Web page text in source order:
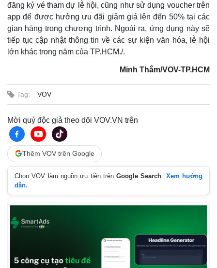
đăng ký vé tham dự lễ hội, cũng như sử dụng voucher trên
app để được hưởng ưu đãi giảm giá lên đến 50% tại các
gian hàng trong chương trình. Ngoài ra, ứng dụng này sẽ
tiếp tục cập nhật thông tin về các sự kiện văn hóa, lễ hội
lớn khác trong năm của TP.HCM./.
Minh Thắm/VOV-TP.HCM
Tag: VOV
Mời quý độc giả theo dõi VOV.VN trên
Thêm VOV trên Google
Chọn VOV làm nguồn ưu tiên trênGoogle Search
Xem hướng
dẫn.